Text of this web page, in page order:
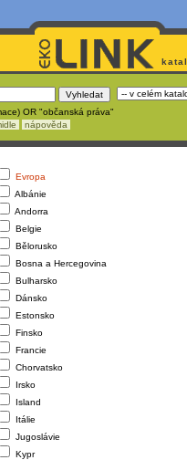
OR "občanská práva"
nápověda
Evropa
Albánie
Andorra
Belgie
Bělorusko
Bosna a Hercegovina
Bulharsko
Dánsko
Estonsko
Finsko
Francie
Chorvatsko
Irsko
Island
Itálie
Jugoslávie
Kypr